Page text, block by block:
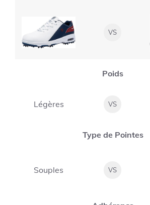
VS
Poids
Légères VS
Type de Pointes
Souples VS